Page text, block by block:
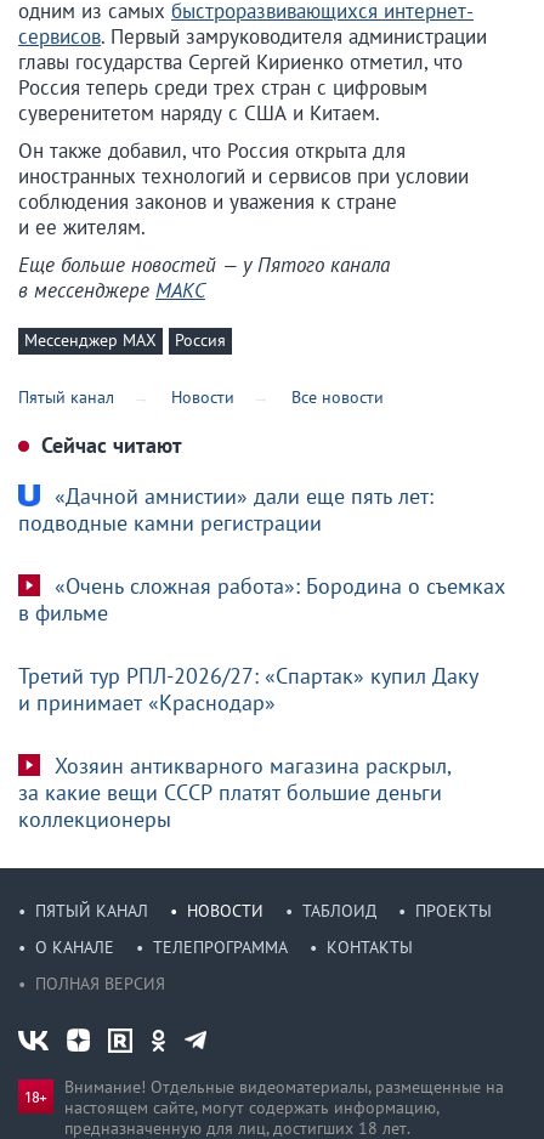
одним из самых быстроразвивающихся интернет-
сервисов. Первый замруководителя администрации
главы государства Сергей Кириенко отметил, что
Россия теперь среди трех стран с цифровым
суверенитетом наряду с США и Китаем.
Он также добавил, что Россия открыта для
иностранных технологий и сервисов при условии
соблюдения законов и уважения к стране
и ее жителям.
Еще больше новостей — у Пятого канала
в мессенджере МАКС
Мессенджер МАХ Россия
Пятый канал Новости Все новости
Сейчас читают
«Дачной амнистии» дали еще пять лет:
подводные камни регистрации
«Очень сложная работа»: Бородина о съемках
в фильме
Третий тур РПЛ-2026/27: «Спартак» купил Даку
и принимает «Краснодар»
Хозяин антикварного магазина раскрыл,
за какие вещи СССР платят большие деньги
коллекционеры
ПЯТЫЙ КАНАЛ НОВОСТИ ТАБЛОИД
ПРОЕКТЫ
О КАНАЛЕ
ТЕЛЕПРОГРАММА
КОНТАКТЫ
ПОЛНАЯ ВЕРСИЯ
Внимание! Отдельные видеоматериалы, размещенные на
настоящем сайте, могут содержать информацию,
предназначен­ную для лиц, достигших 18 лет.